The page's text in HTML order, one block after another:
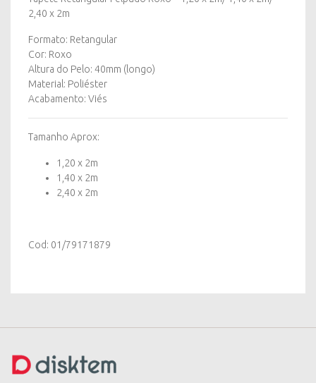
2,40
2m
quantity
2,40 x 2m
Formato: Retangular
Cor: Roxo
Altura do Pelo: 40mm (longo)
Material: Poliéster
Acabamento: Viés
Tamanho Aprox:
1,20 x 2m
1,40 x 2m
2,40 x 2m
Cod: 01/79171879